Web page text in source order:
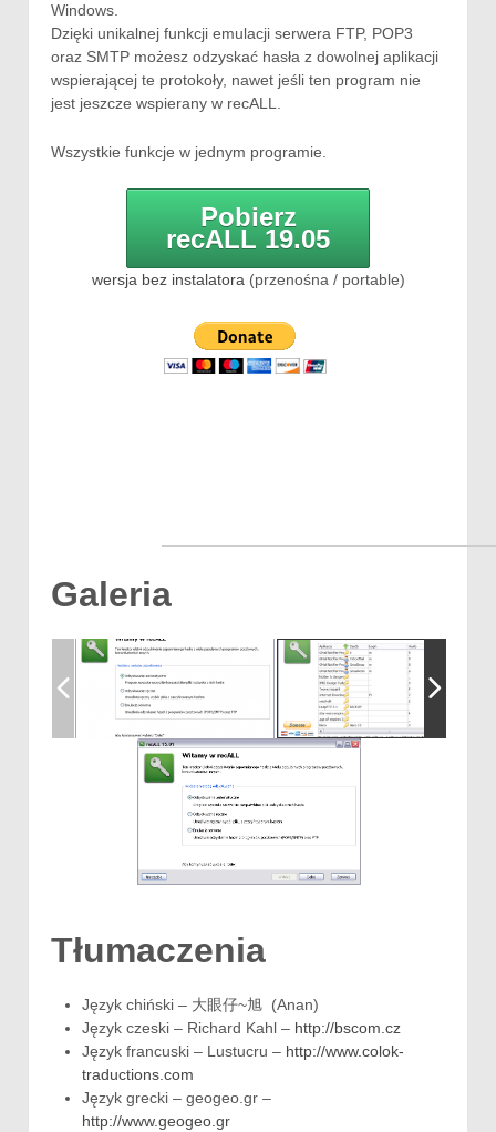
Windows.
Dzięki unikalnej funkcji emulacji serwera FTP, POP3
oraz SMTP możesz odzyskać hasła z dowolnej aplikacji
wspierającej te protokoły, nawet jeśli ten program nie
jest jeszcze wspierany w recALL.
Wszystkie funkcje w jednym programie.
Pobierz
recALL 19.05
wersja bez instalatora (przenośna / portable)
Galeria
Tłumaczenia
Język chiński – 大眼仔~旭 (Anan)
Język czeski – Richard Kahl – http://bscom.cz
Język francuski – Lustucru – http://www.colok-
traductions.com
Język grecki – geogeo.gr –
http://www.geogeo.gr